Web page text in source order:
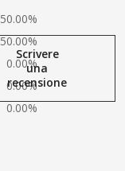
50.00%
50.00%
0.00%
0.00%
0.00%
Scrivere
una
recensione